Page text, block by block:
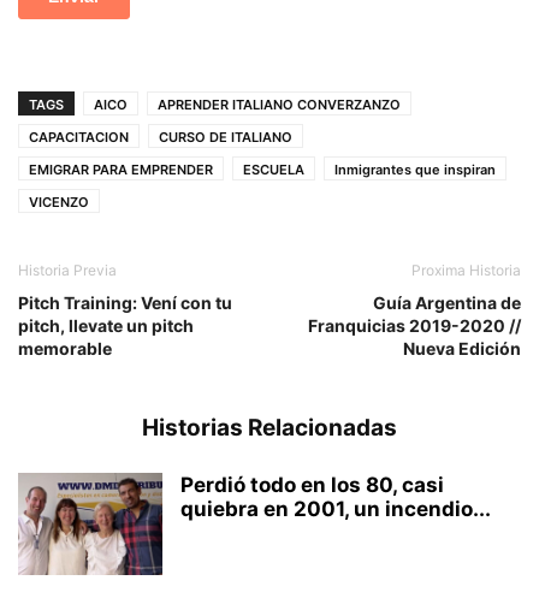
TAGS AICO
APRENDER ITALIANO CONVERZANZO
CAPACITACION
CURSO DE ITALIANO
EMIGRAR PARA EMPRENDER
ESCUELA
Inmigrantes que inspiran
VICENZO
Historia Previa
Pitch Training: Vení con tu
pitch, llevate un pitch
memorable
Proxima Historia
Guía Argentina de
Franquicias 2019-2020 //
Nueva Edición
Historias Relacionadas
Perdió todo en los 80, casi
quiebra en 2001, un incendio...